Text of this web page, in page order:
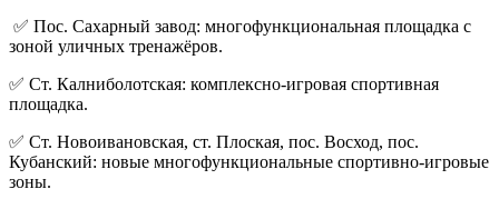
✅ Пос. Сахарный завод: многофункциональная площадка с
зоной уличных тренажёров.
✅ Ст. Калниболотская: комплексно-игровая спортивная
площадка.
✅ Ст. Новоивановская, ст. Плоская, пос. Восход, пос.
Кубанский: новые многофункциональные спортивно-игровые
зоны.